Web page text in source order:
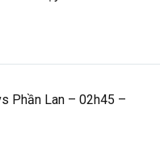
Phần Lan – 02h45 –